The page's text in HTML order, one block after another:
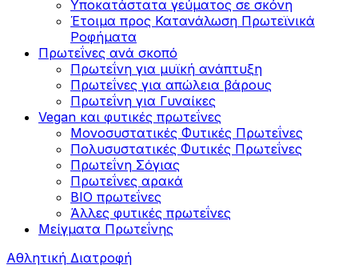
Υποκατάστατα γεύματος σε σκόνη
Έτοιμα προς Κατανάλωση Πρωτεϊνικά
Ροφήματα
Πρωτεΐνες ανά σκοπό
Πρωτεΐνη για μυϊκή ανάπτυξη
Πρωτεΐνες για απώλεια βάρους
Πρωτεΐνη για Γυναίκες
Vegan και φυτικές πρωτεΐνες
Μονοσυστατικές Φυτικές Πρωτεΐνες
Πολυσυστατικές Φυτικές Πρωτεΐνες
Πρωτεΐνη Σόγιας
Πρωτεΐνες αρακά
ΒIO πρωτεΐνες
Άλλες φυτικές πρωτεΐνες
Μείγματα Πρωτεΐνης
Αθλητική Διατροφή